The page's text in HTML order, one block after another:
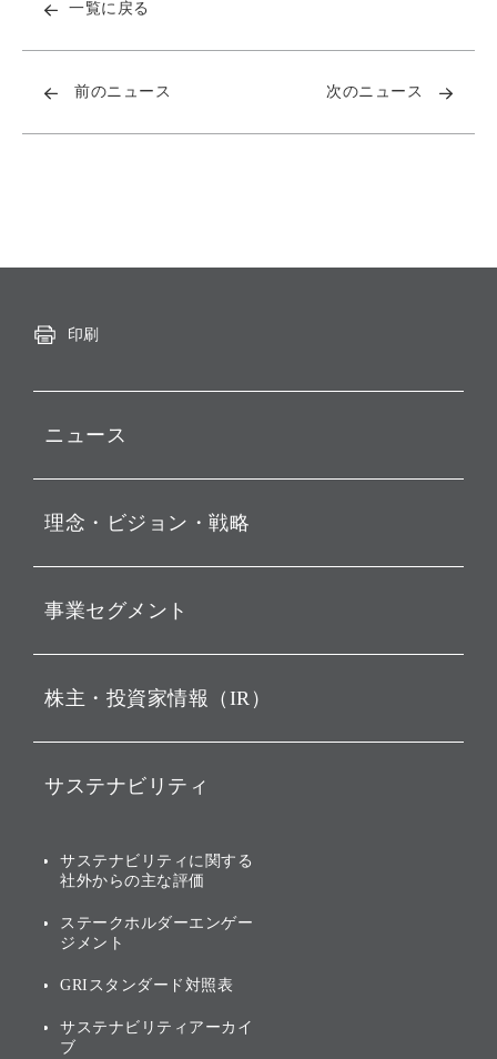
一覧に戻る
前のニュース 次のニュース
印刷
ニュース
お知らせ
動画配信
理念・ビジョン・戦略
経営理念
ビジョン
戦略
バリュー
ソフトバンクグループの歩
[AI] What dreams are made
事業セグメント
ソフトバンク・ビジョン・
その他
グループ企業一覧
株主・投資家情報（IR）
IRカレンダー
業績・財務
アニュアルレポート
株主・投資家情報（IR）に
サステナビリティ
トップメッセージ
サステナビリティの考え方
ガバナンス
サステナビリティに関する
社外からの主な評価
ステークホルダーエンゲー
ジメント
GRIスタンダード対照表
サステナビリティアーカイ
ブ